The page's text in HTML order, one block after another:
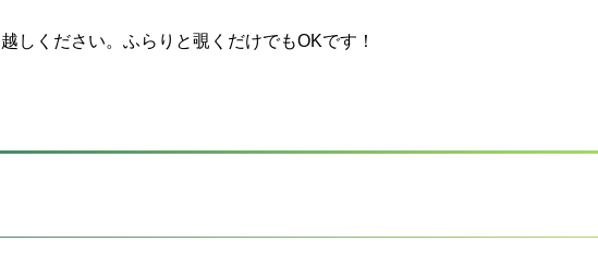
しください。ふらりと覗くだけでもOKです！